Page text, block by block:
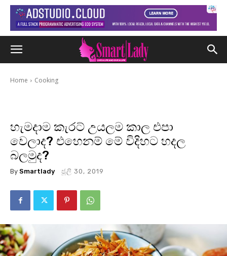
Home Cooking
හැමදාම කැරට් උයලම කාල එපා
වෙලාද? එහෙනම් මේ විදිහට හදල
බලමුද?
By Smartlady ජූලි 30, 2019